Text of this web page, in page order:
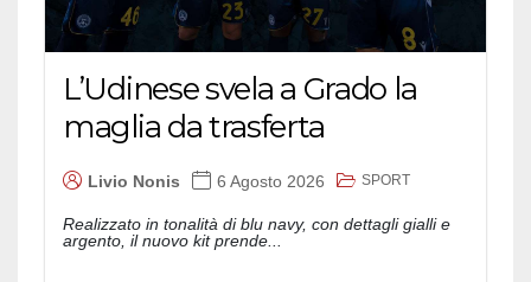
L’Udinese svela a Grado la
maglia da trasferta
Livio Nonis 6 Agosto 2026 SPORT
Realizzato in tonalità di blu navy, con dettagli gialli e
argento, il nuovo kit prende...